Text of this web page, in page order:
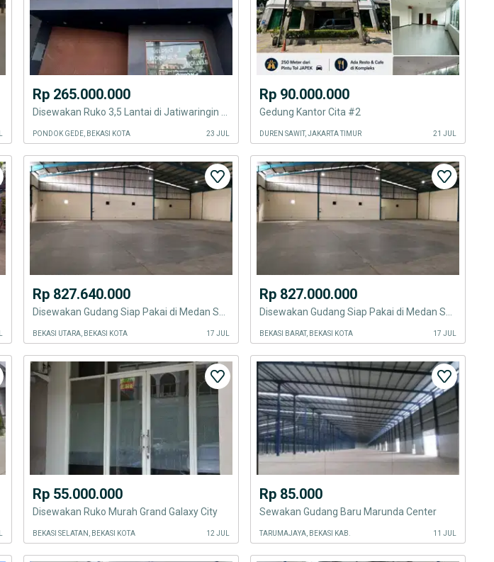
Rp 265.000.000
PONDOK GEDE, BEKASI KOTA 23 JUL
Rp 90.000.000
Gedung Kantor Cita #2
DUREN SAWIT, JAKARTA TIMUR 21 JUL
Rp 827.640.000
BEKASI UTARA, BEKASI KOTA 17 JUL
Rp 827.000.000
BEKASI BARAT, BEKASI KOTA 17 JUL
Rp 55.000.000
Disewakan Ruko Murah Grand Galaxy City
BEKASI SELATAN, BEKASI KOTA 12 JUL
Rp 85.000
Sewakan Gudang Baru Marunda Center
TARUMAJAYA, BEKASI KAB. 11 JUL